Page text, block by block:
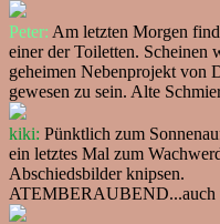
Peter: Am letzten Morgen
einer der Toiletten. Scheinen
geheimen Nebenprojekt von
gewesen zu sein. Alte
kiki: Pünktlich zum
ein letztes Mal zum
Abschiedsbilder knipsen.
ATEMBERAUBEND...auch